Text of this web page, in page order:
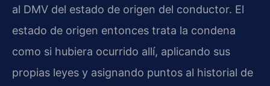
al DMV del estado de origen del conductor. El
estado de origen entonces trata la condena
como si hubiera ocurrido allí, aplicando sus
propias leyes y asignando puntos al historial de